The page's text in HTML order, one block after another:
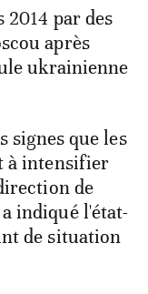
par des
après
ukrainienne
signes que les
à intensifier
de
indiqué l'état-
de situation